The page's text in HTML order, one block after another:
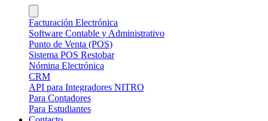
Facturación Electrónica
Software Contable y Administrativo
Punto de Venta (POS)
Sistema POS Restobar
Nómina Electrónica
CRM
API para Integradores NITRO
Para Contadores
Para Estudiantes